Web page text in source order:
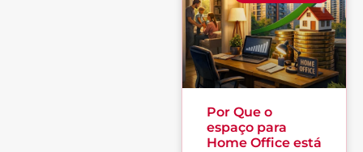
Por Que o
espaço para
Home Office está